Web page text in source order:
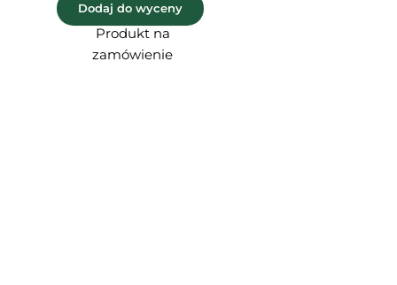
Dodaj do wyceny
Produkt na
zamówienie